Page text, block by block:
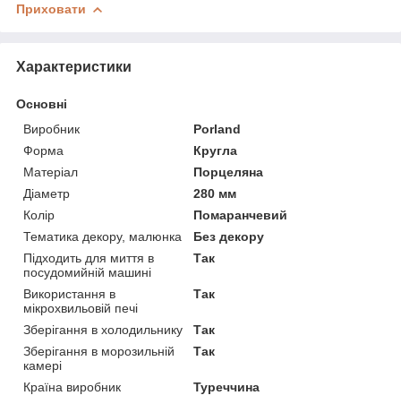
Приховати
Характеристики
Основні
Виробник
Porland
Форма
Кругла
Матеріал
Порцеляна
Діаметр
280 мм
Колір
Помаранчевий
Тематика декору, малюнка
Без декору
Підходить для миття в
посудомийній машині
Так
Використання в
мікрохвильовій печі
Так
Зберігання в холодильнику
Так
Зберігання в морозильній
камері
Так
Країна виробник Туреччина